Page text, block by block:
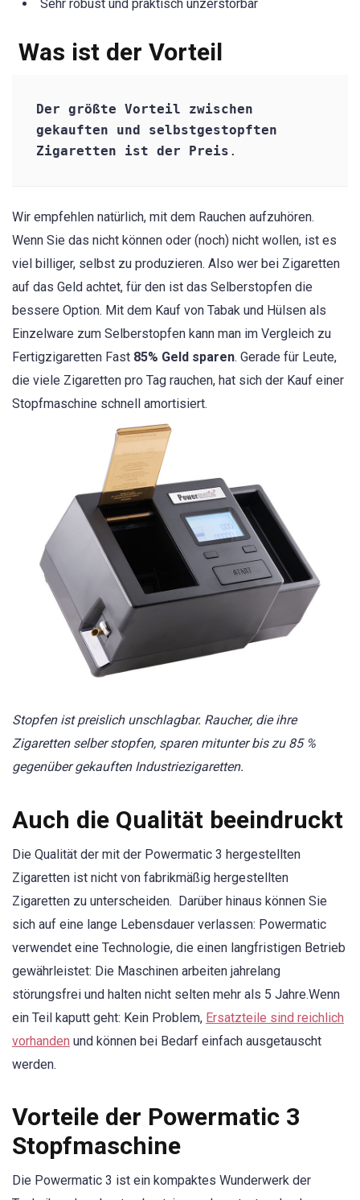
Sehr robust und praktisch unzerstörbar
Was ist der Vorteil
Der größte Vorteil zwischen
gekauften und selbstgestopften
Zigaretten ist der Preis .
Wir empfehlen natürlich, mit dem Rauchen aufzuhören.
Wenn Sie das nicht können oder (noch) nicht wollen, ist es
viel billiger, selbst zu produzieren. Also wer bei Zigaretten
auf das Geld achtet, für den ist das Selberstopfen die
bessere Option. Mit dem Kauf von Tabak und Hülsen als
Einzelware zum Selberstopfen kann man im Vergleich zu
Fertigzigaretten Fast 85% Geld sparen. Gerade für Leute,
die viele Zigaretten pro Tag rauchen, hat sich der Kauf einer
Stopfmaschine schnell amortisiert.
Stopfen ist preislich unschlagbar. Raucher, die ihre
Zigaretten selber stopfen, sparen mitunter bis zu 85 %
gegenüber gekauften Industriezigaretten.
Auch die Qualität beeindruckt
Die Qualität der mit der Powermatic 3 hergestellten
Zigaretten ist nicht von fabrikmäßig hergestellten
Zigaretten zu unterscheiden. Darüber hinaus können Sie
sich auf eine lange Lebensdauer verlassen: Powermatic
verwendet eine Technologie, die einen langfristigen Betrieb
gewährleistet: Die Maschinen arbeiten jahrelang
störungsfrei und halten nicht selten mehr als 5 Jahre.Wenn
ein Teil kaputt geht: Kein Problem, Ersatzteile sind reichlich
vorhanden und können bei Bedarf einfach ausgetauscht
werden.
Vorteile der Powermatic 3
Stopfmaschine
Die Powermatic 3 ist ein kompaktes Wunderwerk der